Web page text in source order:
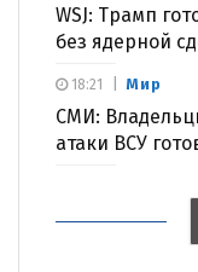
WSJ: Трамп
без ядерной
Мир
СМИ:
атаки ВСУ
18:21